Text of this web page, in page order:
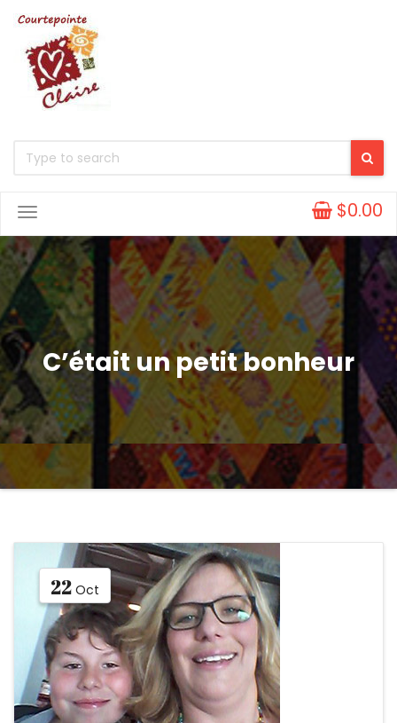
Toggle
Navigation
$0.00
C’était un petit bonheur
22 Oct